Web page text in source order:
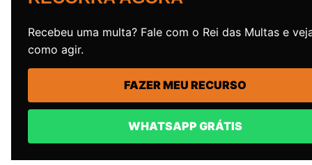
Recebeu uma multa? Fale com o Rei das Multas e
como agir.
FAZER MEU RECURSO
WHATSAPP GRÁTIS